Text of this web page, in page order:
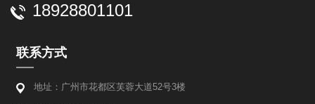
18928801101
联系方式
地址：广州市花都区芙蓉大道52号3楼